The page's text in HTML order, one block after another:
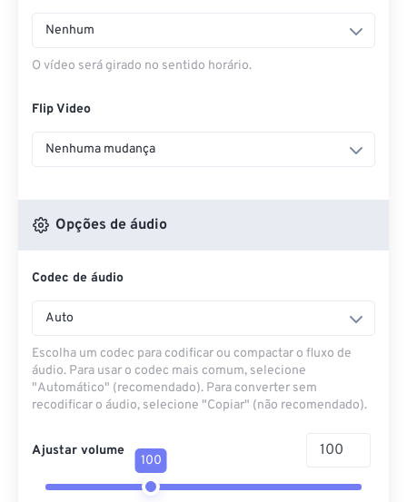
Nenhum
O vídeo será girado no sentido horário.
Flip Video
Nenhuma mudança
Opções de áudio
Codec de áudio
Auto
Escolha um codec para codificar ou compactar o fluxo de
áudio. Para usar o codec mais comum, selecione
"Automático" (recomendado). Para converter sem
recodificar o áudio, selecione "Copiar" (não recomendado).
Ajustar volume
100